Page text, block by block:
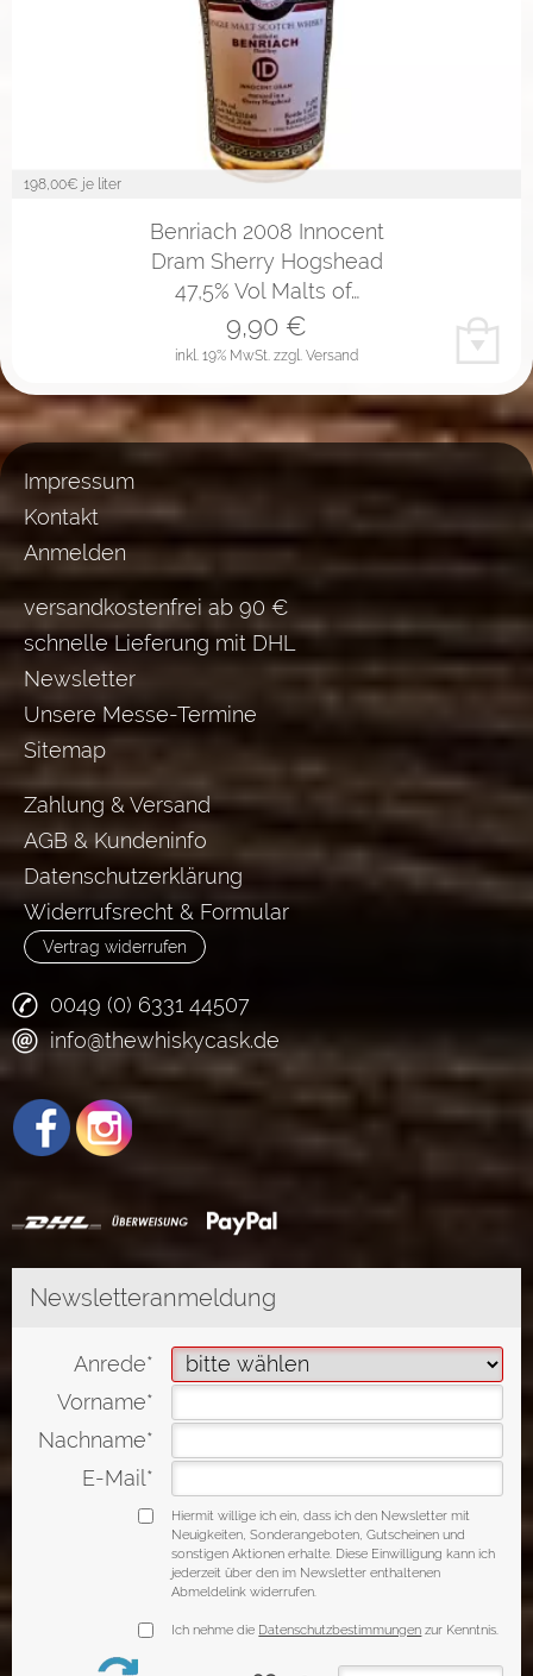
198,00€ je liter
Benriach 2008 Innocent
Dram Sherry Hogshead
47,5% Vol Malts of…
inkl. 19% MwSt. zzgl. Versand
9,90 €
Impressum
Kontakt
Anmelden
versandkostenfrei ab 90 €
schnelle Lieferung mit DHL
Newsletter
Unsere Messe-Termine
Sitemap
Zahlung & Versand
AGB & Kundeninfo
Datenschutzerklärung
Widerrufsrecht & Formular
Vertrag widerrufen
0049 (0) 6331 44507
info@thewhiskycask.de